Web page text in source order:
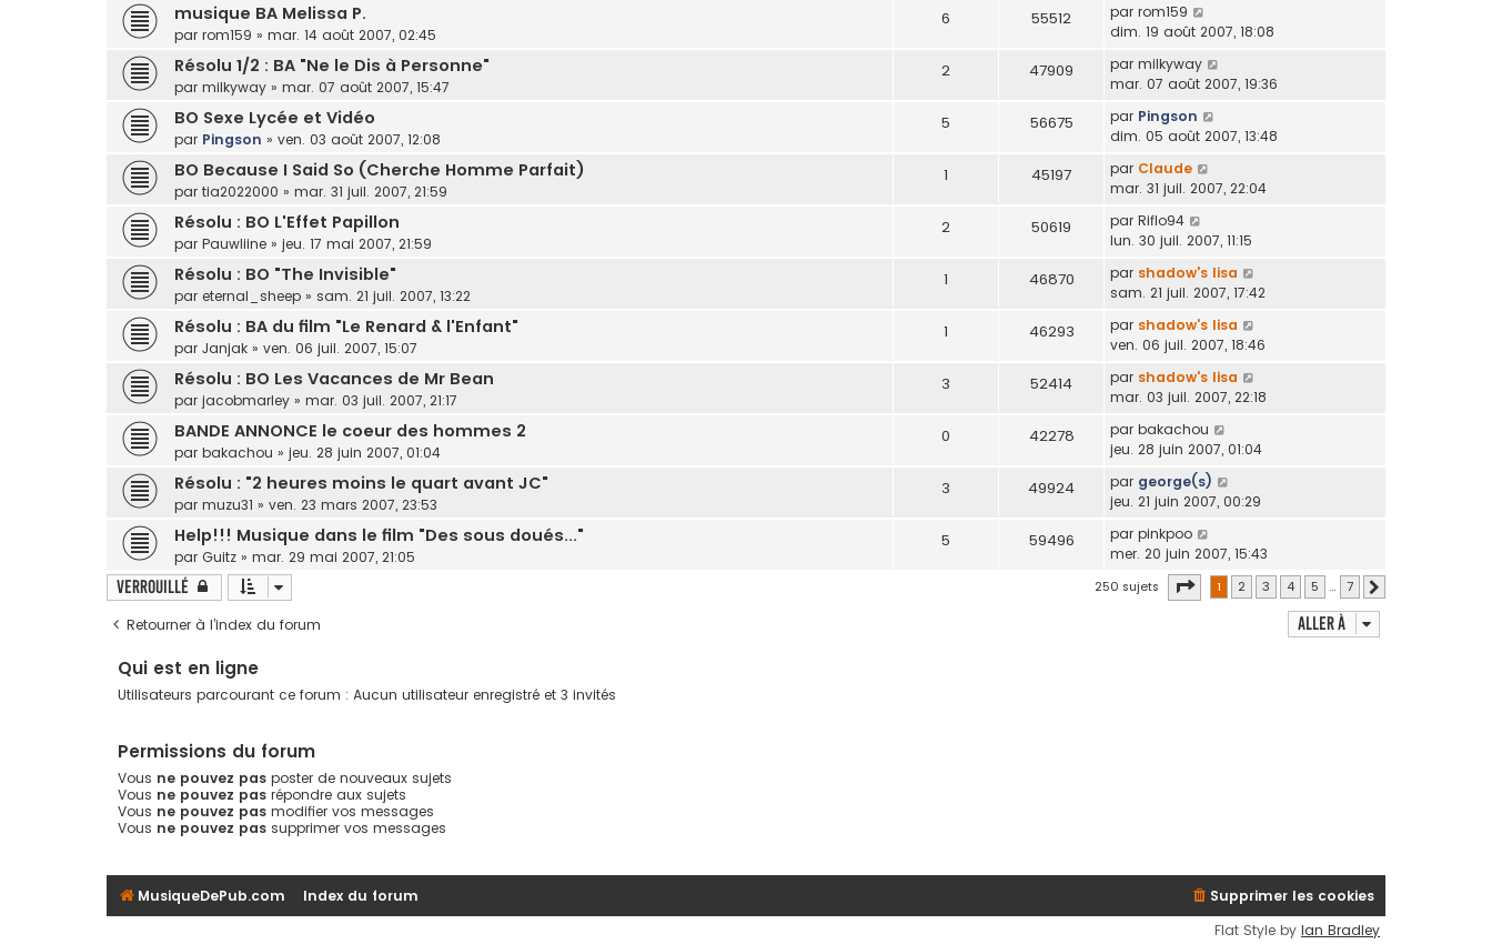
musique BA Melissa P.
par rom159 » mar. 14 août 2007, 02:45
6 55512 par rom159
dim. 19 août 2007, 18:08
Résolu 1/2 : BA "Ne le Dis à Personne"
par milkyway » mar. 07 août 2007, 15:47
2 47909 par milkyway
mar. 07 août 2007, 19:36
BO Sexe Lycée et Vidéo
par Pingson » ven. 03 août 2007, 12:08
5 56675 par Pingson
dim. 05 août 2007, 13:48
BO Because I Said So (Cherche Homme Parfait)
par tia2022000 » mar. 31 juil. 2007, 21:59
1 45197 par Claude
mar. 31 juil. 2007, 22:04
Résolu : BO L'Effet Papillon
par Pauwliine » jeu. 17 mai 2007, 21:59
2 50619 par Riflo94
lun. 30 juil. 2007, 11:15
Résolu : BO "The Invisible"
par eternal_sheep » sam. 21 juil. 2007, 13:22
1 46870 par shadow's lisa
sam. 21 juil. 2007, 17:42
Résolu : BA du film "Le Renard & l'Enfant"
par Janjak » ven. 06 juil. 2007, 15:07
1 46293 par shadow's lisa
ven. 06 juil. 2007, 18:46
Résolu : BO Les Vacances de Mr Bean
par jacobmarley » mar. 03 juil. 2007, 21:17
3 52414 par shadow's lisa
mar. 03 juil. 2007, 22:18
BANDE ANNONCE le coeur des hommes 2
par bakachou » jeu. 28 juin 2007, 01:04
0 42278 par bakachou
jeu. 28 juin 2007, 01:04
Résolu : "2 heures moins le quart avant JC"
par muzu31 » ven. 23 mars 2007, 23:53
3 49924 par george(s)
jeu. 21 juin 2007, 00:29
Help!!! Musique dans le film "Des sous doués..."
par Guitz » mar. 29 mai 2007, 21:05
5 59496 par pinkpoo
mer. 20 juin 2007, 15:43
Verrouillé 250 sujets Page sur 7
1 2 3 4 5 … 7
Retourner à l’index du forum Aller à
Qui est en ligne
Utilisateurs parcourant ce forum : Aucun utilisateur enregistré et 3 invités
Permissions du forum
Vous ne pouvez pas poster de nouveaux sujets
Vous ne pouvez pas répondre aux sujets
Vous ne pouvez pas modifier vos messages
Vous ne pouvez pas supprimer vos messages
MusiqueDePub.com Index du forum
Supprimer les cookies
Flat Style by Ian Bradley